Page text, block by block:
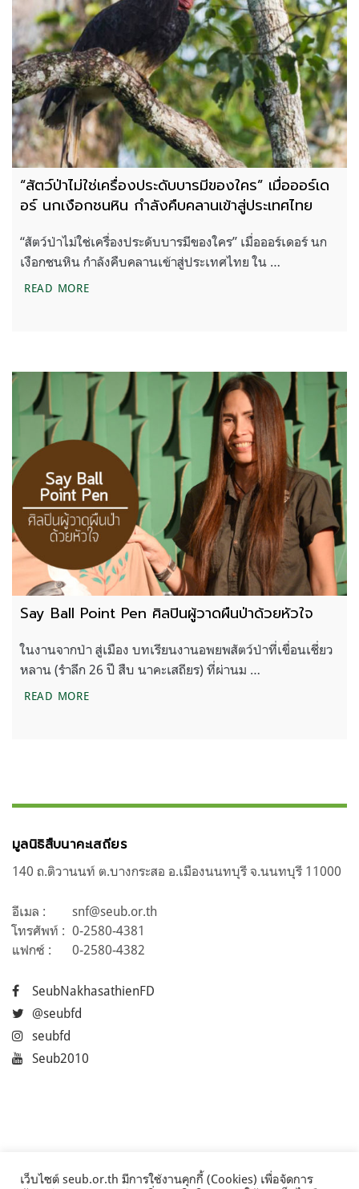
“สัตว์ป่าไม่ใช่เครื่องประดับบารมีของใคร” เมื่อออร์เด
อร์ นกเงือกชนหิน กำลังคืบคลานเข้าสู่ประเทศไทย
“สัตว์ป่าไม่ใช่เครื่องประดับบารมีของใคร” เมื่อออร์เดอร์ นก
เงือกชนหิน กำลังคืบคลานเข้าสู่ประเทศไทย ใน …
READ MORE“สัตว์ป่าไม่ใช่เครื่องประดับบารมีของใคร” เมื่อออร์เ
Say Ball Point Pen ศิลปินผู้วาดผืนป่าด้วยหัวใจ
ในงานจากป่า สู่เมือง บทเรียนงานอพยพสัตว์ป่าที่เขื่อนเชี่ยว
หลาน (รำลึก 26 ปี สืบ นาคะเสถียร) ที่ผ่านม …
READ MORESAY BALL POINT PEN ศิลปินผู้วาดผืนป่าด้วยหัวใจ
มูลนิธิสืบนาคะเสถียร
140 ถ.ติวานนท์ ต.บางกระสอ อ.เมืองนนทบุรี จ.นนทบุรี 11000
อีเมล :
snf@seub.or.th
โทรศัพท์ : 0-2580-4381
แฟกซ์ :
0-2580-4382
SeubNakhasathienFD
@seubfd
seubfd
Seub2010
เว็บไซต์ seub.or.th มีการใช้งานคุกกี้ (Cookies) เพื่อจัดการ